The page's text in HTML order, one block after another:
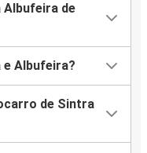
Albufeira de
Albufeira?
de Sintra